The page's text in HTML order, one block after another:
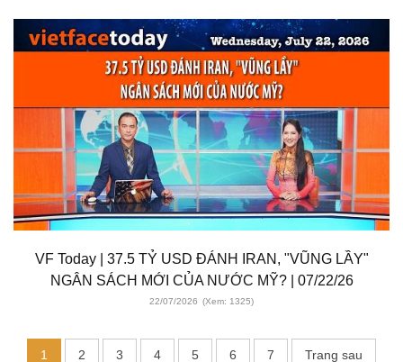
VF Today | 37.5 TỶ USD ĐÁNH IRAN, "VŨNG LẦY"
NGÂN SÁCH MỚI CỦA NƯỚC MỸ? | 07/22/26
22/07/2026 (Xem: 1325)
1 2 3 4 5 6 7 Trang sau